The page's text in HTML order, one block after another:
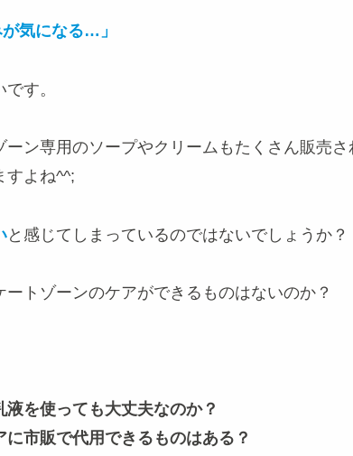
が気になる…」
す。
ーン専用のソープやクリームもたくさん販売
すよね^^;
と感じてしまっているのではないでしょうか？
ートゾーンのケアができるものはないのか？
を使っても大丈夫なのか？
市販で代用できるものはある？